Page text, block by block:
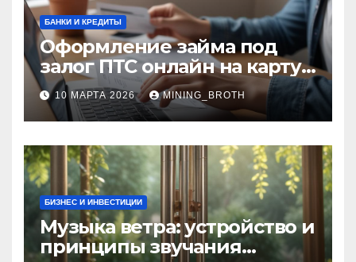
БАНКИ И КРЕДИТЫ
Оформление займа под
залог ПТС онлайн на карту
без визита в офис: порядок,
требования и документы
10 МАРТА 2026 MINING_BROTH
БИЗНЕС И ИНВЕСТИЦИИ
Музыка ветра: устройство и
принципы звучания